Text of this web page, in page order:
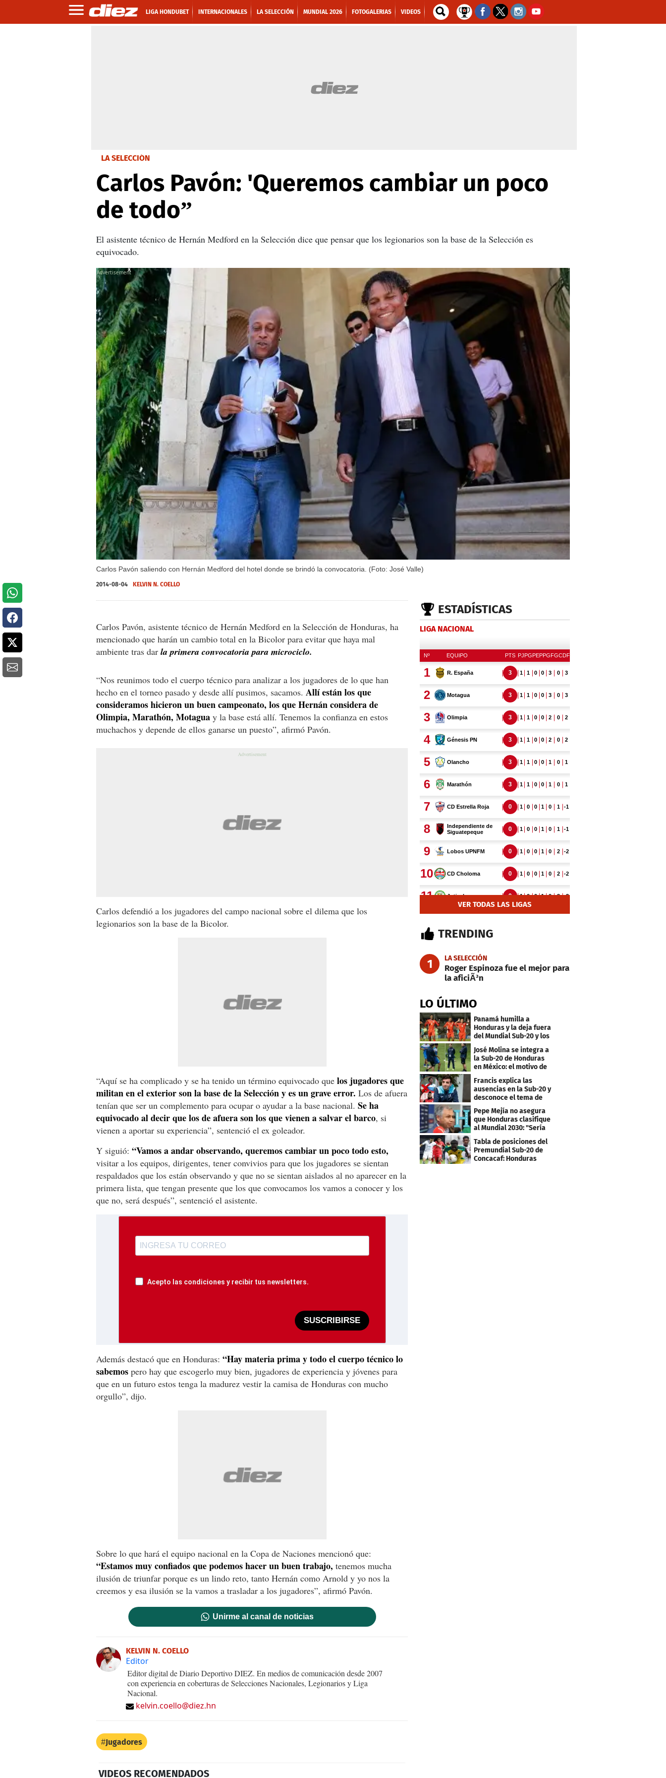
LIGA HONDUBET INTERNACIONALES LA SELECCIÓN MUNDIAL 2026 FOTOGALERIAS VIDEOS
LA SELECCIÓN
Carlos Pavón: 'Queremos cambiar un poco
de todo”
El asistente técnico de Hernán Medford en la Selección dice que pensar que los legionarios son la base de la Selección es
equivocado.
Carlos Pavón saliendo con Hernán Medford del hotel donde se brindó la convocatoria. (Foto: José Valle)
X
2014-08-04 KELVIN N. COELLO
Carlos Pavón, asistente técnico de Hernán Medford en la Selección de Honduras, ha
mencionado que harán un cambio total en la Bicolor para evitar que haya mal
ambiente tras dar la primera convocatoria para microciclo.
“Nos reunimos todo el cuerpo técnico para analizar a los jugadores de lo que han
hecho en el torneo pasado y desde allí pusimos, sacamos. Allí están los que
consideramos hicieron un buen campeonato, los que Hernán considera de
Olimpia, Marathón, Motagua y la base está allí. Tenemos la confianza en estos
muchachos y depende de ellos ganarse un puesto”, afirmó Pavón.
Carlos defendió a los jugadores del campo nacional sobre el dilema que los
legionarios son la base de la Bicolor.
“Aquí se ha complicado y se ha tenido un término equivocado que los jugadores que
militan en el exterior son la base de la Selección y es un grave error. Los de afuera
tenían que ser un complemento para ocupar o ayudar a la base nacional. Se ha
equivocado al decir que los de afuera son los que vienen a salvar el barco, si
vienen a aportar su experiencia”, sentenció el ex goleador.
Y siguió: “Vamos a andar observando, queremos cambiar un poco todo esto,
visitar a los equipos, dirigentes, tener convivios para que los jugadores se sientan
respaldados que los están observando y que no se sientan aislados al no aparecer en la
primera lista, que tengan presente que los que convocamos los vamos a conocer y los
que no, será después”, sentenció el asistente.
Acepto las condiciones y recibir tus newsletters.
SUSCRIBIRSE
Además destacó que en Honduras: “Hay materia prima y todo el cuerpo técnico lo
sabemos pero hay que escogerlo muy bien, jugadores de experiencia y jóvenes para
que en un futuro estos tenga la madurez vestir la camisa de Honduras con mucho
orgullo”, dijo.
Sobre lo que hará el equipo nacional en la Copa de Naciones mencionó que:
“Estamos muy confiados que podemos hacer un buen trabajo, tenemos mucha
ilusión de triunfar porque es un lindo reto, tanto Hernán como Arnold y yo nos la
creemos y esa ilusión se la vamos a trasladar a los jugadores”, afirmó Pavón.
Unirme al canal de noticias
KELVIN N. COELLO
Editor
Editor digital de Diario Deportivo DIEZ. En medios de comunicación desde 2007
con experiencia en coberturas de Selecciones Nacionales, Legionarios y Liga
Nacional.
kelvin.coello@diez.hn
Jugadores
VIDEOS RECOMENDADOS
ESTADÍSTICAS
LIGA NACIONAL
VER TODAS LAS LIGAS
TRENDING
1 LA SELECCIÓN
Roger Espinoza fue el mejor para
la aficiÃ³n
LO ÚLTIMO
Panamá humilla a
Honduras y la deja fuera
del Mundial Sub-20 y los
Juegos Olímpicos
José Molina se integra a
la Sub-20 de Honduras
en México: el motivo de
su viaje
Francis explica las
ausencias en la Sub-20 y
desconoce el tema de
los tiktokers
Pepe Mejía no asegura
que Honduras clasifique
al Mundial 2030: "Sería
mentir"
Tabla de posiciones del
Premundial Sub-20 de
Concacaf: Honduras